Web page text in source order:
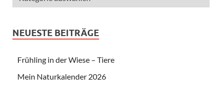
NEUESTE BEITRÄGE
Frühling in der Wiese – Tiere
Mein Naturkalender 2026